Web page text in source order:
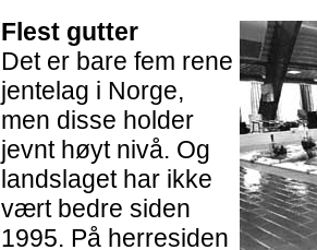
Flest gutter
Det er bare fem rene
jentelag i Norge,
men disse holder
jevnt høyt nivå. Og
landslaget har ikke
vært bedre siden
1995. På herresiden